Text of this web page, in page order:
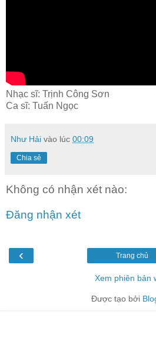
Nhạc sĩ: Trịnh Công Sơn
Ca sĩ: Tuấn Ngọc
Như Hải vào lúc 00:09
Chia sẻ
Không có nhận xét nào:
Đăng nhận xét
‹ Trang chủ
Xem phiên bản
Được tạo bởi